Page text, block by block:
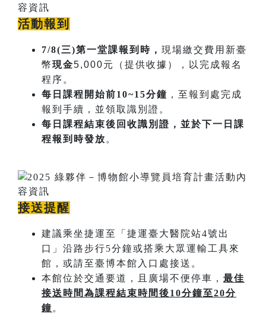
活動報到
7/8(三)第一堂課報到時， 現場繳交費用新臺
幣現金5,000元（提供收據），以完成報名
程序。
每日課程開始​前10~15分鐘 ，至報到處完成
報到手續，並領取識別證。
每日課程結束後回收識別證，並於下一日課
程報到時發放 。
接送提醒
建議乘坐捷運至「捷運臺大醫院站4號出
口」沿路步行5分鐘或搭乘大眾運輸工具來
館，或請至臺博本館入口處接送。
本館位於交通要道，且廣場不便停車， 最佳
接送時間為課程結束時間後10分鐘至20分
鐘。